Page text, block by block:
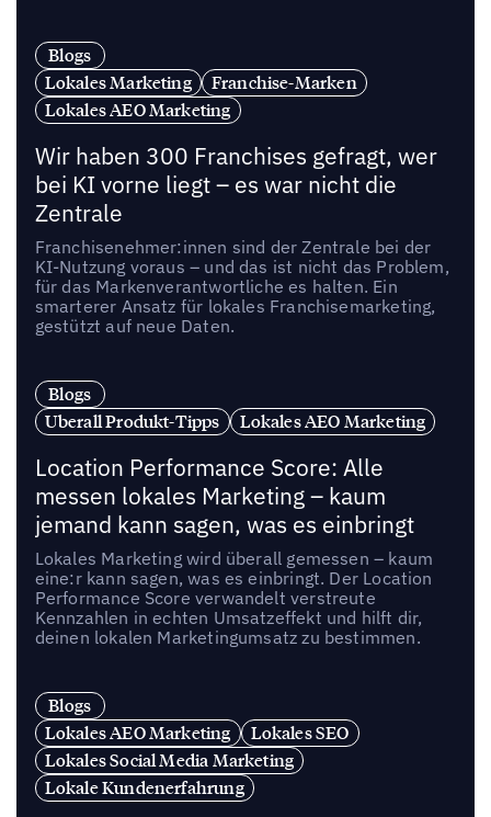
Blogs
Lokales Marketing
Franchise-Marken
Lokales AEO Marketing
Wir haben 300 Franchises gefragt, wer
bei KI vorne liegt – es war nicht die
Zentrale
Franchisenehmer:innen sind der Zentrale bei der
KI-Nutzung voraus – und das ist nicht das Problem,
für das Markenverantwortliche es halten. Ein
smarterer Ansatz für lokales Franchisemarketing,
gestützt auf neue Daten.
Blogs
Uberall Produkt-Tipps
Lokales AEO Marketing
Location Performance Score: Alle
messen lokales Marketing – kaum
jemand kann sagen, was es einbringt
Lokales Marketing wird überall gemessen – kaum
eine:r kann sagen, was es einbringt. Der Location
Performance Score verwandelt verstreute
Kennzahlen in echten Umsatzeffekt und hilft dir,
deinen lokalen Marketingumsatz zu bestimmen.
Blogs
Lokales AEO Marketing
Lokales SEO
Lokales Social Media Marketing
Lokale Kundenerfahrung